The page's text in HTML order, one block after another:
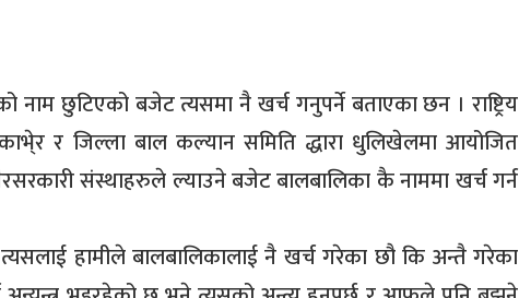
छुटिएको बजेट त्यसमा नै खर्च गनुपर्ने बताएका छन । राष्ट्रिय
र जिल्ला बाल कल्यान समिति द्धारा धुलिखेलमा आयोजित
संस्थाहरुले ल्याउने बजेट बालबालिका कै नाममा खर्च गर्न
हामीले बालबालिकालाई नै खर्च गरेका छौ कि अन्तै गरेका